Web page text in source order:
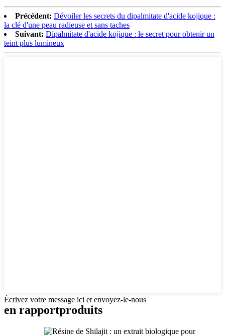
Précédent: Dévoiler les secrets du dipalmitate d'acide kojique :
la clé d'une peau radieuse et sans taches
Suivant: Dipalmitate d'acide kojique : le secret pour obtenir un
teint plus lumineux
Écrivez votre message ici et envoyez-le-nous
en rapportproduits